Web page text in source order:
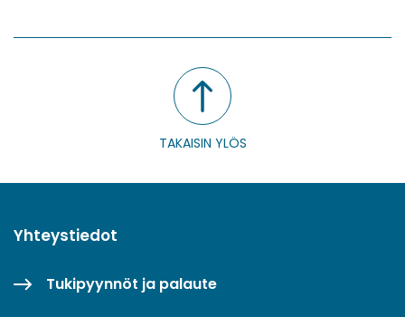
TAKAISIN YLÖS
Yhteystiedot
Tukipyynnöt ja palaute